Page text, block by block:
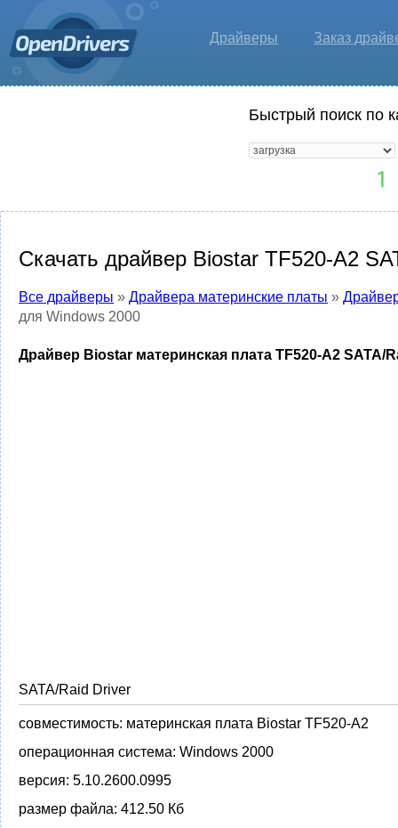
Драйверы Заказ
Быстрый поиск по
Скачать драйвер Biostar TF520-A2
Все драйверы » Драйвера материнские платы »
для Windows 2000
Драйвер Biostar материнская плата TF520-A2 SATA/
SATA/Raid Driver
совместимость: материнская плата Biostar TF520-A2
операционная система: Windows 2000
версия: 5.10.2600.0995
размер файла: 412.50 Кб